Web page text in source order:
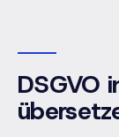
DSGVO